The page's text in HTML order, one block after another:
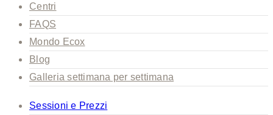
Centri
FAQS
Mondo Ecox
Blog
Galleria settimana per settimana
Sessioni e Prezzi